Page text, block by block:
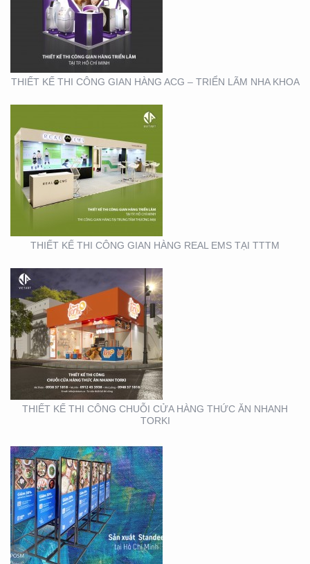
THIẾT KẾ THI CÔNG GIAN HÀNG ACG – TRIỂN LÃM NHA KHOA
GIAN HÀNG REAL EMS
TẠI TTTM
THIẾT KẾ THI CÔNG GIAN HÀNG REAL EMS TẠI TTTM
THIẾT KẾ THI CÔNG
CHUỖI CỬA HÀNG
THỨC ĂN NHANH TORKI
THIẾT KẾ THI CÔNG CHUỖI CỬA HÀNG THỨC ĂN NHANH
TORKI
SẢN XUẤT STANDEE TẠI
TP. HỒ CHÍ MINH
THIẾT KẾ THI CÔNG
KIOSK TẠI TP. HỒ CHÍ
MINH